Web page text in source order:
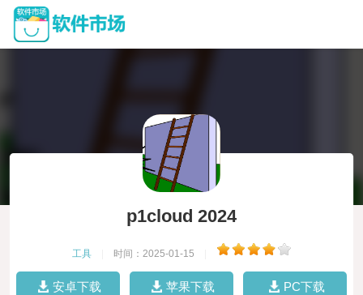
p1cloud 2024
工具 时间：2025-01-15
安卓下载 苹果下载 PC下载